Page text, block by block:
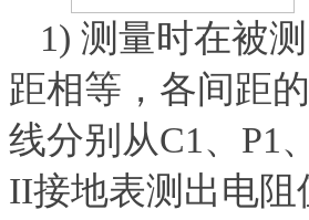
1) 测量时在被
距相等，各间距
线分别从C1、P1
II接地表测出电阻